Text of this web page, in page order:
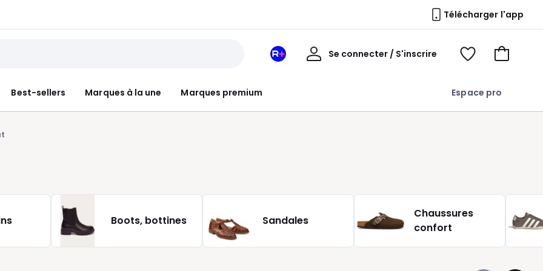
Télécharger l'app
Best-sellers Marques à la une Marques premium Espace pro
Mon
Se connecter / S'inscrire
Mon
Voir
Voir
Boots, bottines Sandales
Chaussures
confort